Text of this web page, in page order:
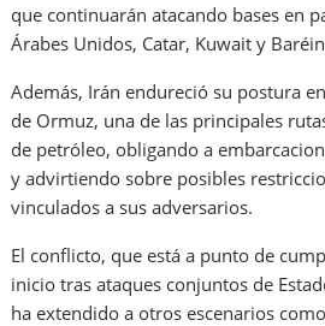
que continuarán atacando bases en
Árabes Unidos, Catar, Kuwait y
Además, Irán endureció su postura
de Ormuz, una de las principales
de petróleo, obligando a
y advirtiendo sobre posibles
vinculados a sus adversarios.
El conflicto, que está a punto de
inicio tras ataques conjuntos de
ha extendido a otros escenarios